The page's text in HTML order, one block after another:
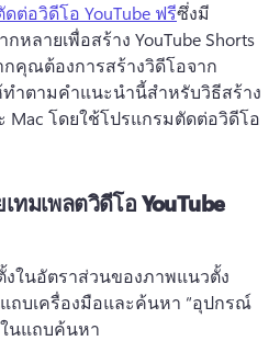
ต่อวิดีโอ YouTube ฟรีซึ่งมี
หลายเพื่อสร้าง YouTube Shorts
คุณต้องการสร้างวิดีโอจาก
ำตามคำแนะนำนี้สำหรับวิธีสร้าง
Mac โดยใช้โปรแกรมตัดต่อวิดีโอ
ทมเพลตวิดีโอ YouTube
ในอัตราส่วนของภาพแนวตั้ง
ถบเครื่องมือและค้นหา “อุปกรณ์
ในแถบค้นหา